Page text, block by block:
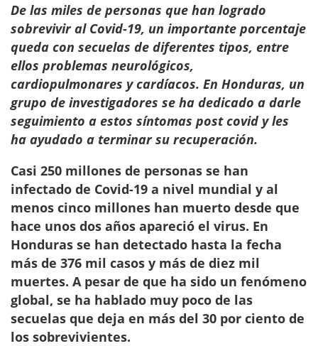
De las miles de personas que han logrado
sobrevivir al Covid-19, un importante porcentaje
queda con secuelas de diferentes tipos, entre
ellos problemas neurológicos,
cardiopulmonares y cardíacos. En Honduras, un
grupo de investigadores se ha dedicado a darle
seguimiento a estos síntomas post covid y les
ha ayudado a terminar su recuperación.
Casi 250 millones de personas se han
infectado de Covid-19 a nivel mundial y al
menos cinco millones han muerto desde que
hace unos dos años apareció el virus. En
Honduras se han detectado hasta la fecha
más de 376 mil casos y más de diez mil
muertes. A pesar de que ha sido un fenómeno
global, se ha hablado muy poco de las
secuelas que deja en más del 30 por ciento de
los sobrevivientes.